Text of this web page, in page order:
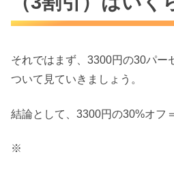
それではまず、3300円の30パー
ついて見ていきましょう。
結論として、3300円の30%オフ
※